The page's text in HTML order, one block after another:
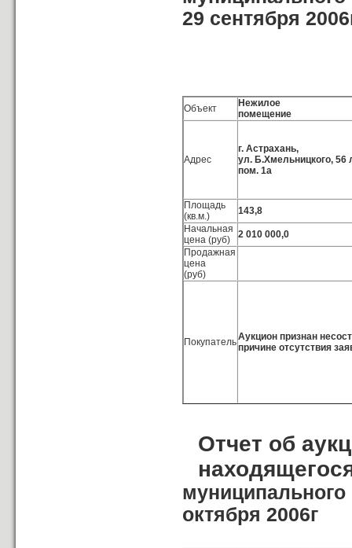
29 сентября
Объект
Нежилое
помещение
Адрес
г. Астрахань,
ул. Б.Хмельницкого, 56
пом. 1а
Площадь
(кв.м.)
143,8
Начальная
цена (руб)
2 010 000,0
Продажная
цена
(руб)
ПокупательАукцион признан
причине отсутствия
Отчет об
октября 2006г